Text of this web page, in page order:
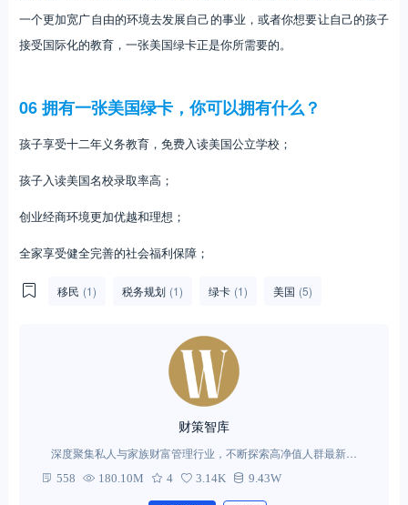
一个更加宽广自由的环境去发展自己的事业，或者你想要让自己的孩子
接受国际化的教育，一张美国绿卡正是你所需要的。
06 拥有一张美国绿卡，你可以拥有什么？
孩子享受十二年义务教育，免费入读美国公立学校；
孩子入读美国名校录取率高；
创业经商环境更加优越和理想；
全家享受健全完善的社会福利保障；
移民 (1) 税务规划 (1) 绿卡 (1) 美国 (5)
财策智库
深度聚集私人与家族财富管理行业，不断探索高净值人群最新需
求。
558 180.10M 4 3.14K 9.43W